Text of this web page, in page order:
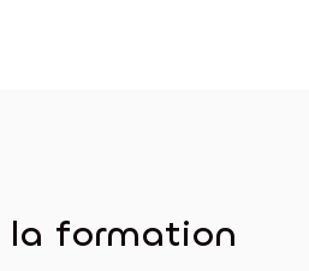
la formation